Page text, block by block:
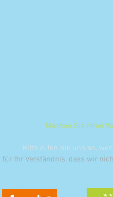
Machen Sie Ihren
Bitte rufen Sie uns an,
für Ihr Verständnis, dass wir